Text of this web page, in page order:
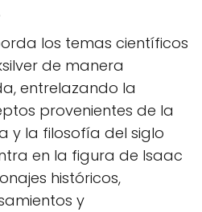
los temas científicos
de manera
entrelazando la
provenientes de la
y la filosofía del siglo
en la figura de Isaac
históricos,
y